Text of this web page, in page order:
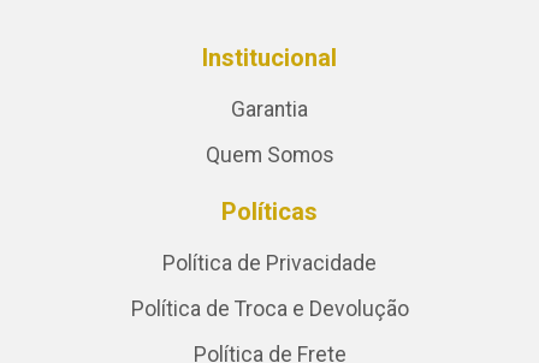
Institucional
Garantia
Quem Somos
Políticas
Política de Privacidade
Política de Troca e Devolução
Política de Frete